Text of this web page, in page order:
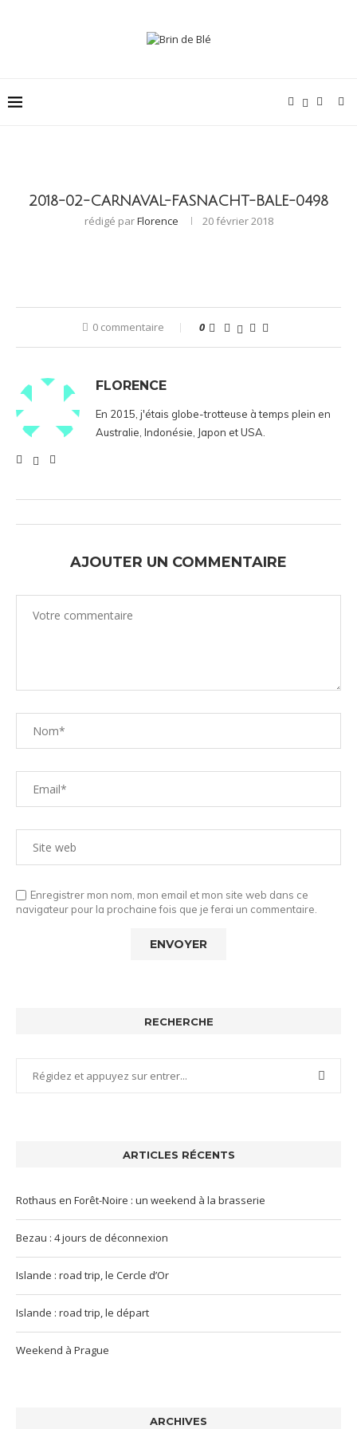
2018-02-CARNAVAL-FASNACHT-BALE-0498
rédigé parFlorence 20 février 2018
0 commentaire 0
FLORENCE
En 2015, j'étais globe-trotteuse à temps plein en
Australie, Indonésie, Japon et USA.
AJOUTER UN COMMENTAIRE
Enregistrer mon nom, mon email et mon site web dans ce
navigateur pour la prochaine fois que je ferai un commentaire.
RECHERCHE
ARTICLES RÉCENTS
Rothaus en Forêt-Noire : un weekend à la brasserie
Bezau : 4 jours de déconnexion
Islande : road trip, le Cercle d’Or
Islande : road trip, le départ
Weekend à Prague
ARCHIVES